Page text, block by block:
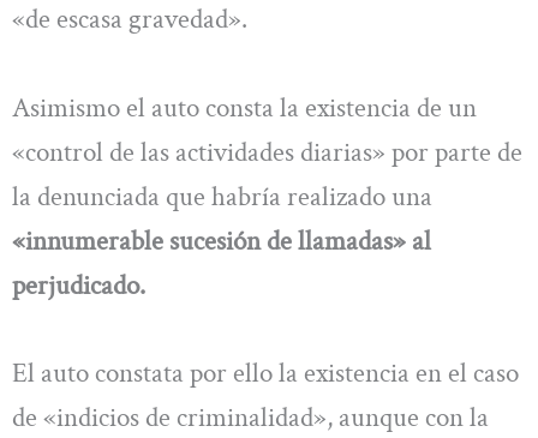
«de escasa gravedad».
Asimismo el auto consta la existencia de un
«control de las actividades diarias» por parte de
la denunciada que habría realizado una
«innumerable sucesión de llamadas» al
perjudicado.
El auto constata por ello la existencia en el caso
de «indicios de criminalidad», aunque con la